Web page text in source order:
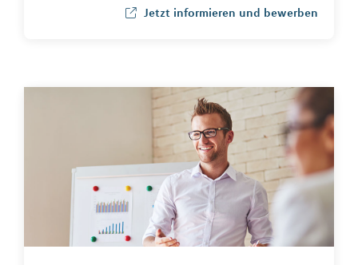
Jetzt informieren und bewerben